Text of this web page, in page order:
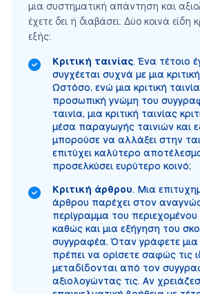
μια συστηματική απάντηση και
έχετε δει ή διαβάσει. Δύο κοινά είδη
εξής:
Κριτική ταινίας. Ένα τέτοιο
συγχέεται συχνά με μια
Ωστόσο, ενώ μια κριτική
προσωπική γνώμη του
ταινία, μια κριτική ταινίας
μέσα παραγωγής ταινιών και
μπορούσε να αλλάξει στην
επιτύχει καλύτερο
προσελκύσει ευρύτερο κοινό;
Κριτική άρθρου. Μια
άρθρου παρέχει στον
περίγραμμα του
καθώς και μια εξήγηση του
συγγραφέα. Όταν γράφετε μια
πρέπει να ορίσετε σαφώς τις
μεταδίδονται από τον
αξιολογώντας τις. Αν